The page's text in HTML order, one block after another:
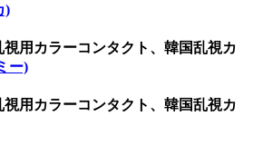
)
用カラーコンタクト、韓国乱視カ
ー)
用カラーコンタクト、韓国乱視カ